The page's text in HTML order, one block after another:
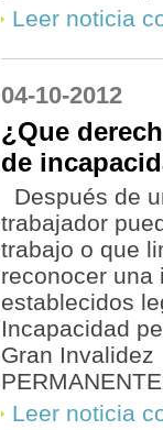
Leer noticia
04-10-2012
¿Que
de
Después de
trabajador
trabajo o que
reconocer una
establecidos
Incapacidad
Gran
Leer noticia